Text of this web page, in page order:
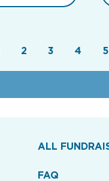
2 3 4 5
ALL
FAQ